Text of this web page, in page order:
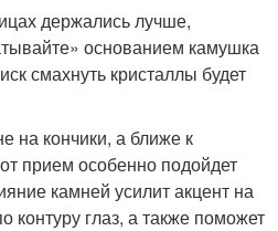
держались лучше,
основанием камушка
смахнуть кристаллы будет
на кончики, а ближе к
прием особенно подойдет
камней усилит акцент на
контуру глаз, а также поможет